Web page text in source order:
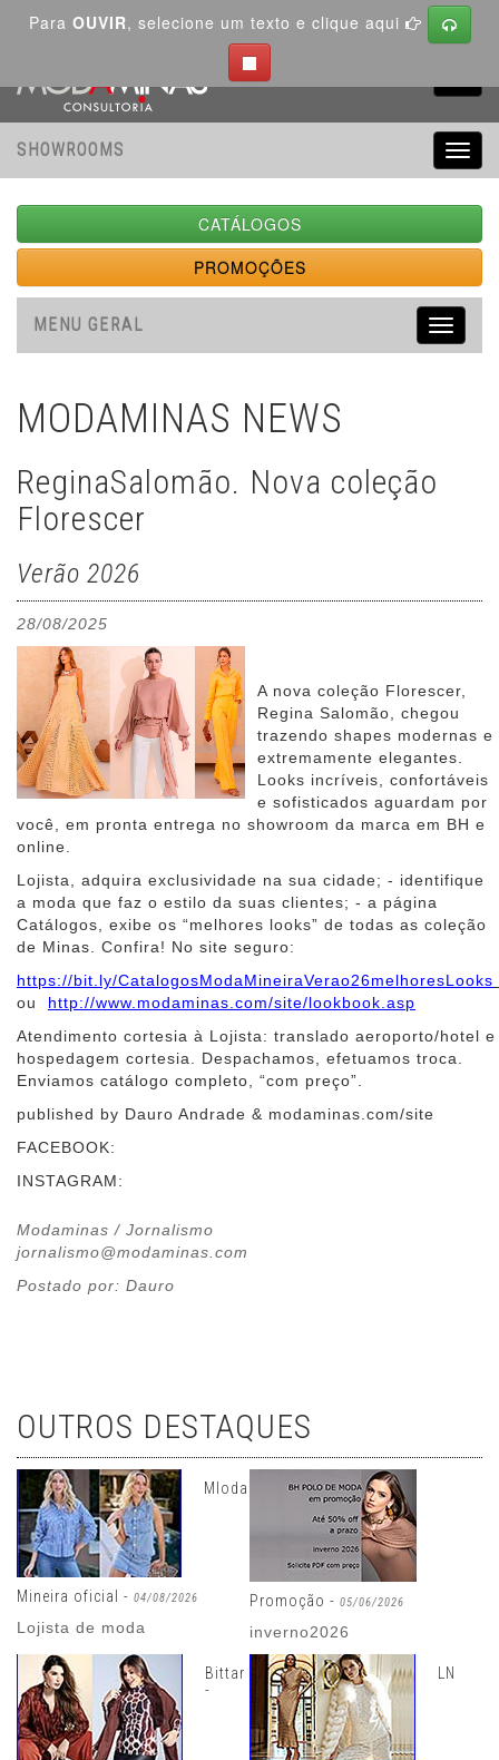
Para OUVIR, selecione um texto e clique aqui
SHOWROOMS
CATÁLOGOS
PROMOÇÕES
Toggle
MENU GERAL
MODAMINAS NEWS
ReginaSalomão. Nova coleção
Florescer
Verão 2026
28/08/2025
A nova coleção Florescer,
Regina Salomão, chegou
trazendo shapes modernas e
extremamente elegantes.
Looks incríveis, confortáveis
e sofisticados aguardam por
você, em pronta entrega no showroom da marca em BH e
online.
Lojista, adquira exclusividade na sua cidade; - identifique
a moda que faz o estilo da suas clientes; - a página
Catálogos, exibe os “melhores looks” de todas as coleção
de Minas. Confira! No site seguro:
https://bit.ly/CatalogosModaMineiraVerao26melhoresLooks
ou http://www.modaminas.com/site/lookbook.asp
Atendimento cortesia à Lojista: translado aeroporto/hotel e
hospedagem cortesia. Despachamos, efetuamos troca.
Enviamos catálogo completo, “com preço”.
published by Dauro Andrade & modaminas.com/site
FACEBOOK:
INSTAGRAM:
Modaminas / Jornalismo
jornalismo@modaminas.com
Postado por: Dauro
OUTROS DESTAQUES
Mloda
Mineira oficial - 04/08/2026
Lojista de moda
Promoção - 05/06/2026
inverno2026
Bittar
-
LN